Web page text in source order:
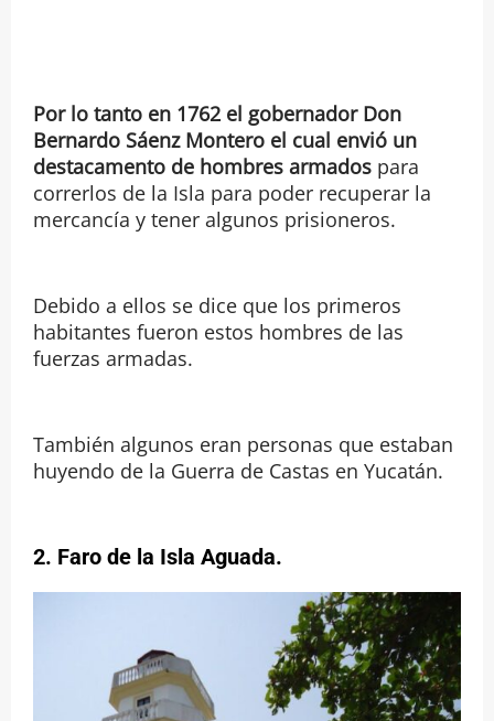
Por lo tanto en 1762 el gobernador Don
Bernardo Sáenz Montero el cual envió un
destacamento de hombres armados para
correrlos de la Isla para poder recuperar la
mercancía y tener algunos prisioneros.
Debido a ellos se dice que los primeros
habitantes fueron estos hombres de las
fuerzas armadas.
También algunos eran personas que estaban
huyendo de la Guerra de Castas en Yucatán.
2. Faro de la Isla Aguada.